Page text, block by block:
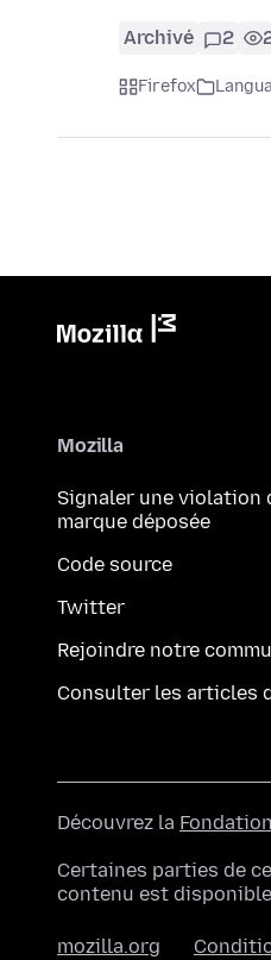
Archivé 2
Firefox
Mozilla
Signaler une violation
marque déposée
Code source
Twitter
Rejoindre notre
Consulter les articles
Découvrez la
Certaines parties de
contenu est
mozilla.org